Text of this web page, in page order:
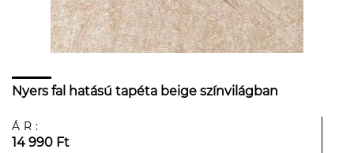
Nyers fal hatású tapéta beige színvilágban
ÁR:
14 990 Ft